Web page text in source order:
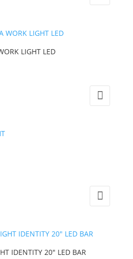
LIGHT LED
IDENTITY 20″ LED BAR